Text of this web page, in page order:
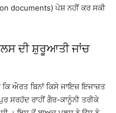
documents) ਪੇਸ਼ ਨਹੀਂ ਕਰ ਸਕੀ
ਦੀ ਸ਼ੁਰੂਆਤੀ ਜਾਂਚ
ਔਰਤ ਬਿਨਾਂ ਕਿਸੇ ਜਾਇਜ਼ ਇਜਾਜ਼ਤ
ਸਰਹੱਦ ਰਾਹੀਂ ਗੈਰ-ਕਾਨੂੰਨੀ ਤਰੀਕੇ